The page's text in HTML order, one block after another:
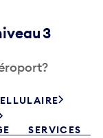
3
SERVICES